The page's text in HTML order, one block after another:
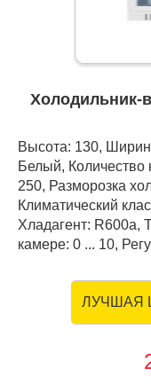
Холодильник-
Высота: 130,
Белый,
250, Разморозка
Климатический
Хладагент: R600a,
камере: 0 ... 10,
ЛУЧШАЯ